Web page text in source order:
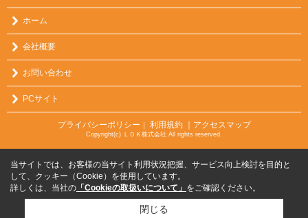
ホーム
会社概要
お問い合わせ
PCサイト
プライバシーポリシー ｜ 利用規約 ｜アクセスマップ
Copyright(c) ＬＤＫ株式会社 All rights reserved.
当サイトでは、お客様の当サイト利用状況把握、サービス向上検討を目的と
して、クッキー（Cookie）を使用しています。
詳しくは、当社の 「Cookieの取扱いについて」 をご確認ください。
閉じる